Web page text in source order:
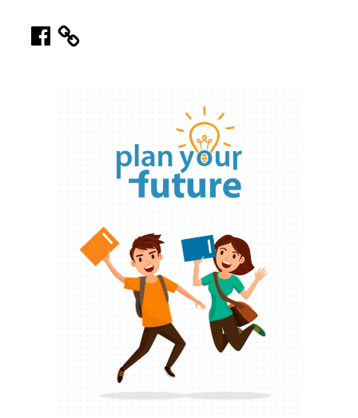
Facebook